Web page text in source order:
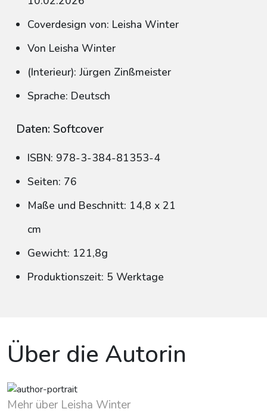
Coverdesign von: Leisha Winter
Von Leisha Winter
(Interieur): Jürgen Zinßmeister
Sprache: Deutsch
Daten: Softcover
ISBN: 978-3-384-81353-4
Seiten: 76
Maße und Beschnitt: 14,8 x 21
cm
Gewicht: 121,8g
Produktionszeit: 5 Werktage
Über die Autorin
Mehr über Leisha Winter